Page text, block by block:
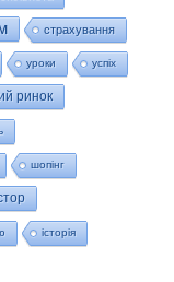
страхування
уроки успіх
ринок
шопінг
історія